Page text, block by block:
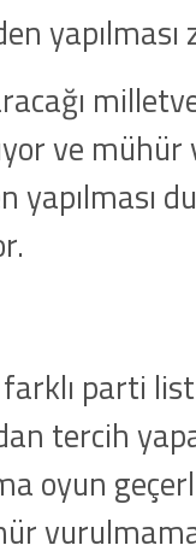
terörist Nazlı
yapılması
ve
parti
tercih
oyun